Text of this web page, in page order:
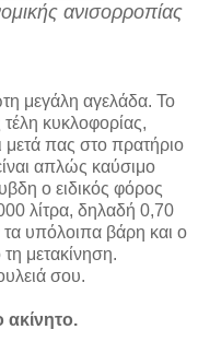
ανισορροπίας
μεγάλη αγελάδα. Το
τέλη κυκλοφορίας,
πας στο πρατήριο
απλώς καύσιμο
ο ειδικός φόρος
λίτρα, δηλαδή 0,70
υπόλοιπα βάρη και ο
μετακίνηση.
σου.